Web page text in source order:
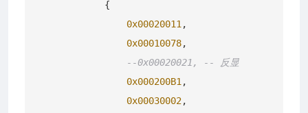
            {
0x00020011 ,
0x00010078,
--0x00020021, -- 反显
0x000200B1 ,
0x00030002,